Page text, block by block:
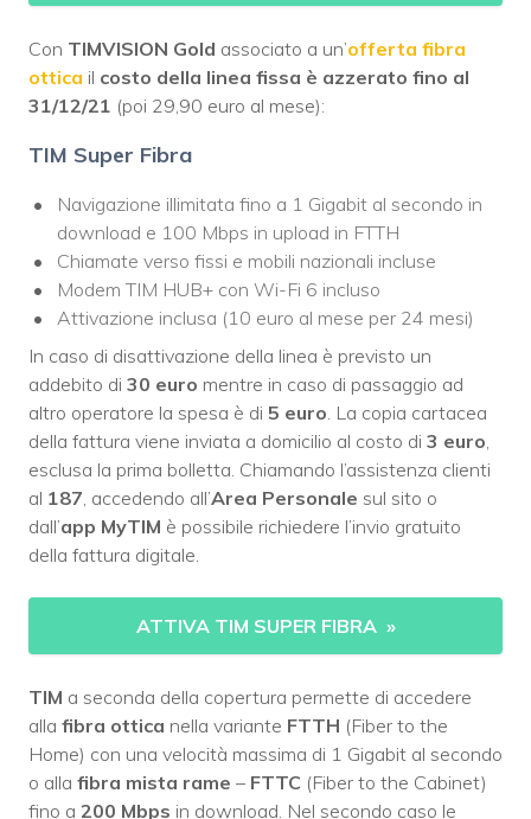
Con TIMVISION Gold associato a un’offerta fibra
ottica il costo della linea fissa è azzerato fino al
31/12/21 (poi 29,90 euro al mese):
TIM Super Fibra
Navigazione illimitata fino a 1 Gigabit al secondo in
download e 100 Mbps in upload in FTTH
Chiamate verso fissi e mobili nazionali incluse
Modem TIM HUB+ con Wi-Fi 6 incluso
Attivazione inclusa (10 euro al mese per 24 mesi)
In caso di disattivazione della linea è previsto un
addebito di 30 euro mentre in caso di passaggio ad
altro operatore la spesa è di 5 euro. La copia cartacea
della fattura viene inviata a domicilio al costo di 3 euro,
esclusa la prima bolletta. Chiamando l’assistenza clienti
al 187, accedendo all’Area Personale sul sito o
dall’app MyTIM è possibile richiedere l’invio gratuito
della fattura digitale.
ATTIVA TIM SUPER FIBRA »
TIM a seconda della copertura permette di accedere
alla fibra ottica nella variante FTTH (Fiber to the
Home) con una velocità massima di 1 Gigabit al secondo
o alla fibra mista rame – FTTC (Fiber to the Cabinet)
fino a 200 Mbps in download. Nel secondo caso le